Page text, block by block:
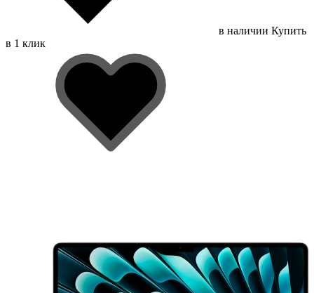
в наличии Купить
в 1 клик